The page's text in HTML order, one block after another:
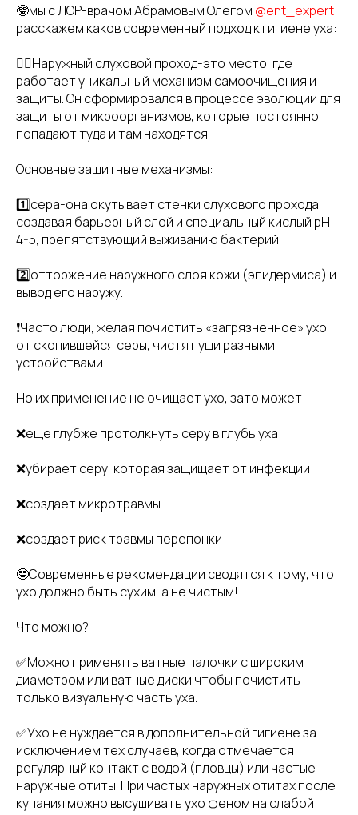
🤓мы с ЛОР-врачом Абрамовым Олегом @ent_expert
расскажем каков современный подход к гигиене уха:
👉🏻Наружный слуховой проход-это место, где
работает уникальный механизм самоочищения и
защиты. Он сформировался в процессе эволюции для
защиты от микроорганизмов, которые постоянно
попадают туда и там находятся.
Основные защитные механизмы:
1️⃣сера-она окутывает стенки слухового прохода,
создавая барьерный слой и специальный кислый рН
4-5, препятствующий выживанию бактерий.
2️⃣отторжение наружного слоя кожи (эпидермиса) и
вывод его наружу.
❗Часто люди, желая почистить «загрязненное» ухо
от скопившейся серы, чистят уши разными
устройствами.
Но их применение не очищает ухо, зато может:
❌еще глубже протолкнуть серу в глубь уха
❌убирает серу, которая защищает от инфекции
❌создает микротравмы
❌создает риск травмы перепонки
🤓Современные рекомендации сводятся к тому, что
ухо должно быть сухим, а не чистым!
Что можно?
✅Можно применять ватные палочки с широким
диаметром или ватные диски чтобы почистить
только визуальную часть уха.
✅Ухо не нуждается в дополнительной гигиене за
исключением тех случаев, когда отмечается
регулярный контакт с водой (пловцы) или частые
наружные отиты. При частых наружных отитах после
купания можно высушивать ухо феном на слабой